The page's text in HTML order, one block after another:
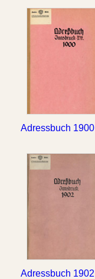
Adressbuch 1900
Adressbuch 1902